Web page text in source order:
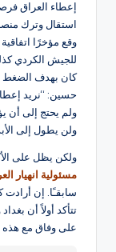
إعطاء العراق
استقال وترك
للجيش الكردي
كان بهدف الضغط
حسين: “نريد
ولم يحتج إلى أن
ولن يطول إلى
ولكن يظل على
مسئولية انهيار
سابقـًا. إن
تتأكد أولاً أن
على وفاق مع